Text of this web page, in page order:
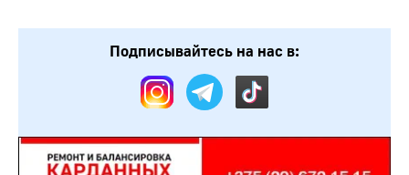
Подписывайтесь на нас в: